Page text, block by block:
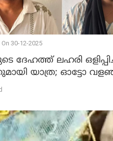
30-12-2025
ദേഹത്ത് ലഹരി
യാത്ര; ഓട്ടോ
പിടികൂടി പൊലീസ്